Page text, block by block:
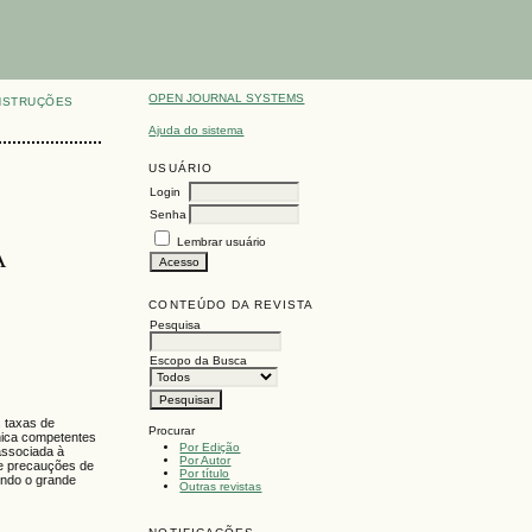
OPEN JOURNAL SYSTEMS
Ajuda do sistema
USUÁRIO
Login
Senha
Lembrar usuário
CONTEÚDO DA REVISTA
Pesquisa
Escopo da Busca
Procurar
Por Edição
Por Autor
Por título
Outras revistas
taxas de
competentes
à
precauções de
o grande